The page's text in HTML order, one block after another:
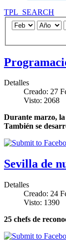
TPL_SEARCH
Detalles
Creado: 27
Visto: 2068
Durante marzo, la
También se
Sevilla de
Detalles
Creado: 24
Visto: 1390
25 chefs de